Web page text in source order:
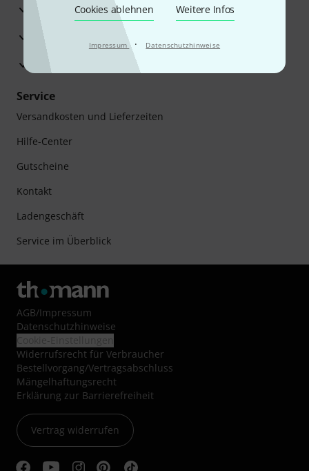
Cookies ablehnen Weitere Infos
Impressum · Datenschutzhinweise
Beratung durch Fachexperten
Zufriedenheitsgarantie
Europas größtes Versandlager
Service
Versandkosten und Lieferzeiten
Hilfe-Center
Gutscheine
Kontakt
Ladengeschäft
Service im Überblick
AGB/Impressum
Datenschutzhinweise
Widerrufsrecht für Verbraucher
Bestellvorgang/Vertragsabschluss
Mängelhaftungsrecht
Erklärung zur Barrierefreiheit
Vertrag widerrufen